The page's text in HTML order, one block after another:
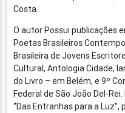
Costa.
O autor Possui publicações
Poetas Brasileiros
Brasileira de Jovens
Cultural, Antologia Cidade,
do Livro – em Belém, e 9º
Federal de São João Del-
“Das Entranhas para a Luz”,